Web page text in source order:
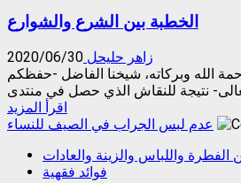
ميّت
من
غير
عائلته
الخطبة بين الشرع والشوارع
زاهر حليحل 2020/06/30
الله وبركاته، شيخنا الفاضل -حفظكم
اقرأ المزيد
more
الخطبة
بين
عدم لبس الجراب في الصيف للنساء
الفطرة واللباس والزينة والعادات
فوائد فقهية